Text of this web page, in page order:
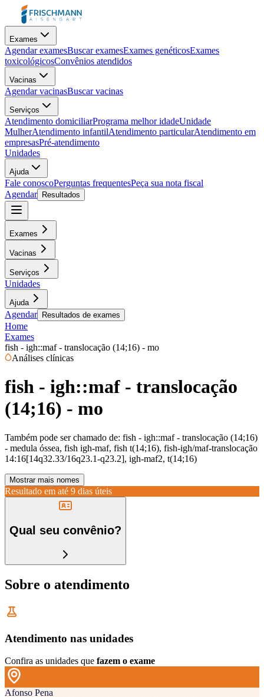
Exames
Agendar examesBuscar examesExames genéticosExames
toxicológicosConvênios atendidos
Vacinas
Agendar vacinasBuscar vacinas
Serviços
Atendimento domiciliarPrograma melhor idadeUnidade
MulherAtendimento infantilAtendimento particularAtendimento em
empresasPré-atendimento
Unidades
Ajuda
Fale conoscoPerguntas frequentesPeça sua nota fiscal
Agendar
Resultados
Exames
Vacinas
Serviços
Unidades
Ajuda
Agendar Resultados de exames
Home
Exames
fish - igh::maf - translocação (14;16) - mo
Análises clínicas
fish - igh::maf - translocação
(14;16) - mo
Também pode ser chamado de: fish - igh::maf - translocação (14;16)
- medula óssea, fish igh-maf, fish t(14;16), fish-igh/maf-translocação
14:16[14q32.33/16q23.1-q23.2], igh-maf2, t(14;16)
Mostrar mais nomes
Resultado em até 9 dias úteis
Qual seu convênio?
Sobre o atendimento
Atendimento nas unidades
Confira as unidades que fazem o exame
Afonso Pena